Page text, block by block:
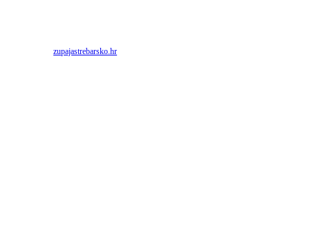
Izvor:zupajastrebarsko.hr